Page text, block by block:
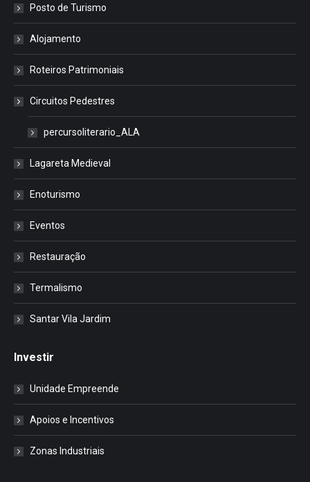
Posto de Turismo
Alojamento
Roteiros Patrimoniais
Circuitos Pedestres
percursoliterario_ALA
Lagareta Medieval
Enoturismo
Eventos
Restauração
Termalismo
Santar Vila Jardim
Investir
Unidade Empreende
Apoios e Incentivos
Zonas Industriais